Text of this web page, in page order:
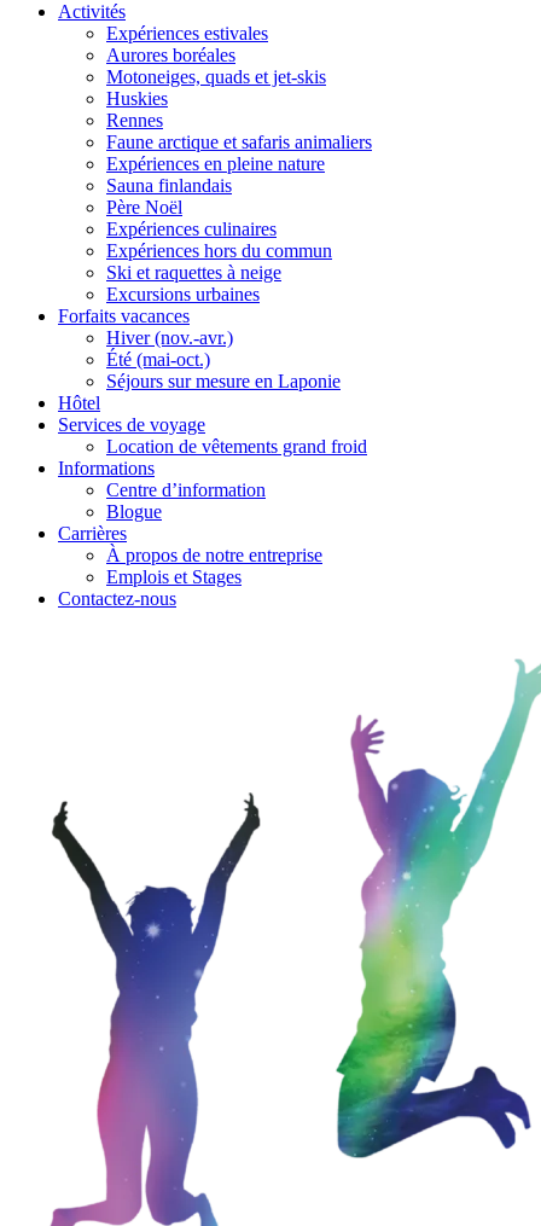
Activités
Expériences estivales
Aurores boréales
Motoneiges, quads et jet-skis
Huskies
Rennes
Faune arctique et safaris animaliers
Expériences en pleine nature
Sauna finlandais
Père Noël
Expériences culinaires
Expériences hors du commun
Ski et raquettes à neige
Excursions urbaines
Forfaits vacances
Hiver (nov.-avr.)
Été (mai-oct.)
Séjours sur mesure en Laponie
Hôtel
Services de voyage
Location de vêtements grand froid
Informations
Centre d’information
Blogue
Carrières
À propos de notre entreprise
Emplois et Stages
Contactez-nous